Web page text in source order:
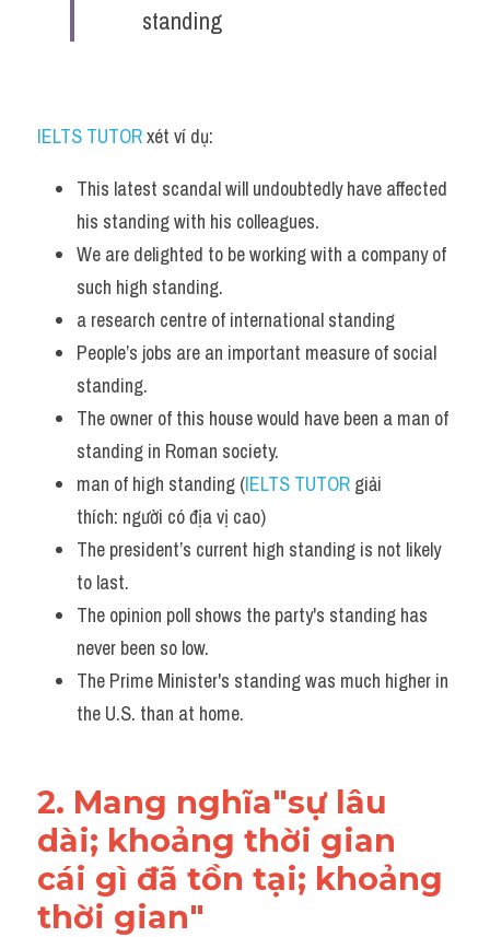
Writing
Reading
Homepage
standing
IELTS TUTOR xét ví dụ:
This latest scandal will undoubtedly have affected
his standing with his colleagues.
We are delighted to be working with a company of
such high standing.
a research centre of international standing
People’s jobs are an important measure of social
standing.
The owner of this house would have been a man of
standing in Roman society.
man of high standing (IELTS TUTOR giải
thích: người có địa vị cao)
The president’s current high standing is not likely
to last.
The opinion poll shows the party's standing has
never been so low.
The Prime Minister's standing was much higher in
the U.S. than at home.
2. Mang nghĩa"sự lâu
dài; khoảng thời gian
cái gì đã tồn tại; khoảng
thời gian"